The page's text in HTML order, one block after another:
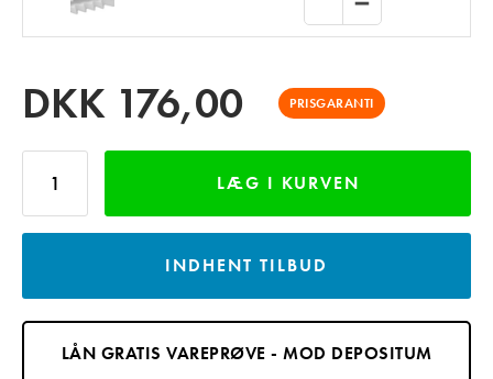
DKK 176,00 PRISGARANTI
LÆG I KURVEN
INDHENT TILBUD
LÅN GRATIS VAREPRØVE - MOD DEPOSITUM